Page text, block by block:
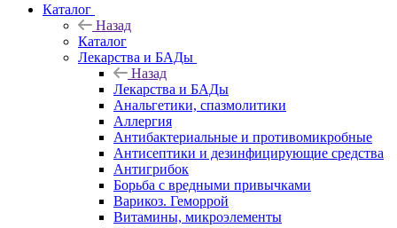
Каталог
Назад
Каталог
Лекарства и БАДы
Назад
Лекарства и БАДы
Анальгетики, спазмолитики
Аллергия
Антибактериальные и противомикробные
Антисептики и дезинфицирующие средства
Антигрибок
Борьба с вредными привычками
Варикоз. Геморрой
Витамины, микроэлементы